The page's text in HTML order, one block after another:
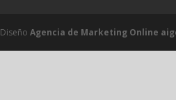
DiseñoAgencia de Marketing Online